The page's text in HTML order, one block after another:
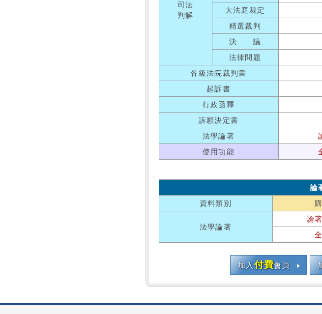
司法
判解
大法庭裁定
精選裁判
決 議
法律問題
各級法院裁判書
起訴書
行政函釋
訴願決定書
法學論著
使用功能
論
資料類別
法學論著
論
加入付費會員